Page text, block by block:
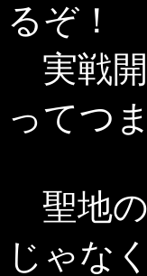
るぞ！
実戦開
ってつ
聖地の
じゃな